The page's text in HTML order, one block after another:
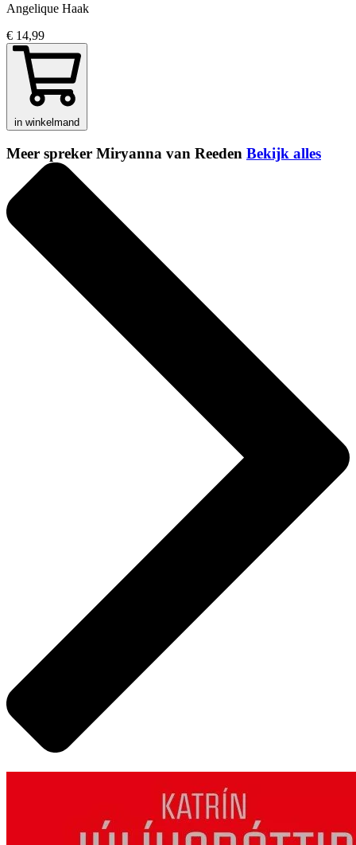
Angelique Haak
€ 14,99
in winkelmand
Meer spreker Miryanna van Reeden Bekijk alles